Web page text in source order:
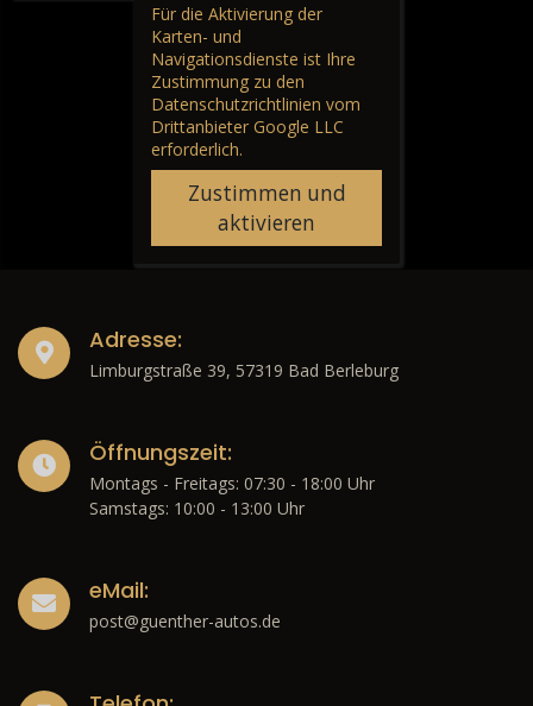
Für die Aktivierung der
Karten- und
Navigationsdienste ist Ihre
Zustimmung zu den
Datenschutzrichtlinien vom
Drittanbieter Google LLC
erforderlich.
Zustimmen und
aktivieren
Adresse:
Limburgstraße 39, 57319 Bad Berleburg
Öffnungszeit:
Montags - Freitags: 07:30 - 18:00 Uhr
Samstags: 10:00 - 13:00 Uhr
eMail:
post@guenther-autos.de